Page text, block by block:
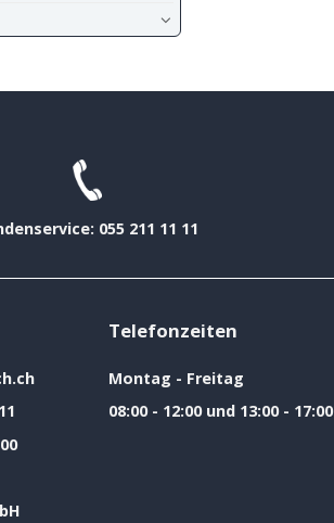
055 211 11 11
Telefonzeiten
Montag - Freitag
08:00 - 12:00 und 13:00 - 17:00